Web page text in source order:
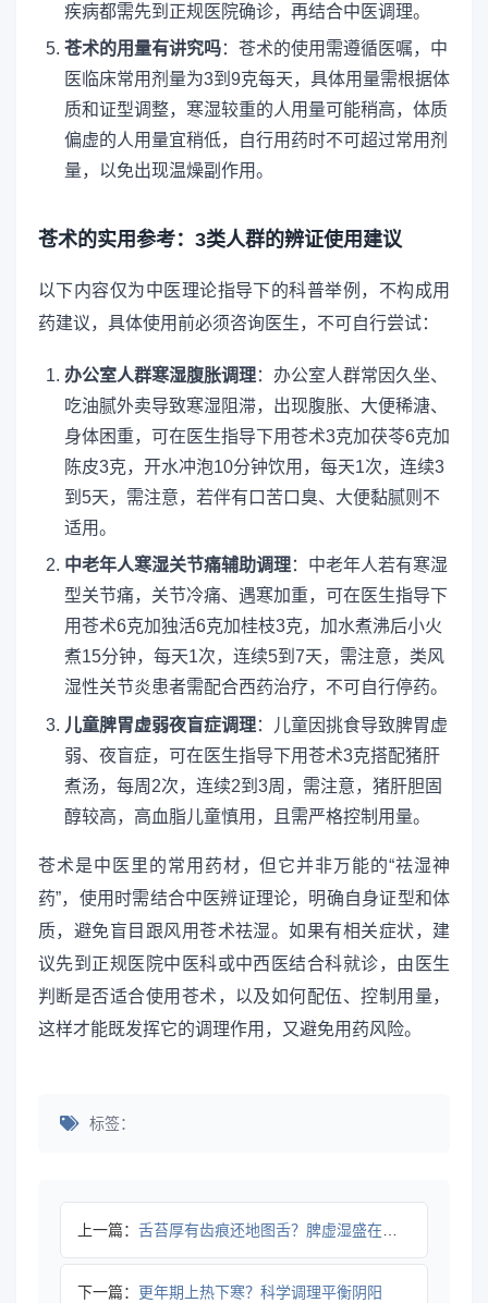
疾病都需先到正规医院确诊，再结合中医调理。
苍术的用量有讲究吗：苍术的使用需遵循医嘱，中
医临床常用剂量为3到9克每天，具体用量需根据体
质和证型调整，寒湿较重的人用量可能稍高，体质
偏虚的人用量宜稍低，自行用药时不可超过常用剂
量，以免出现温燥副作用。
苍术的实用参考：3类人群的辨证使用建议
以下内容仅为中医理论指导下的科普举例，不构成用
药建议，具体使用前必须咨询医生，不可自行尝试：
办公室人群寒湿腹胀调理：办公室人群常因久坐、
吃油腻外卖导致寒湿阻滞，出现腹胀、大便稀溏、
身体困重，可在医生指导下用苍术3克加茯苓6克加
陈皮3克，开水冲泡10分钟饮用，每天1次，连续3
到5天，需注意，若伴有口苦口臭、大便黏腻则不
适用。
中老年人寒湿关节痛辅助调理：中老年人若有寒湿
型关节痛，关节冷痛、遇寒加重，可在医生指导下
用苍术6克加独活6克加桂枝3克，加水煮沸后小火
煮15分钟，每天1次，连续5到7天，需注意，类风
湿性关节炎患者需配合西药治疗，不可自行停药。
儿童脾胃虚弱夜盲症调理：儿童因挑食导致脾胃虚
弱、夜盲症，可在医生指导下用苍术3克搭配猪肝
煮汤，每周2次，连续2到3周，需注意，猪肝胆固
醇较高，高血脂儿童慎用，且需严格控制用量。
苍术是中医里的常用药材，但它并非万能的“祛湿神
药”，使用时需结合中医辨证理论，明确自身证型和体
质，避免盲目跟风用苍术祛湿。如果有相关症状，建
议先到正规医院中医科或中西医结合科就诊，由医生
判断是否适合使用苍术，以及如何配伍、控制用量，
这样才能既发挥它的调理作用，又避免用药风险。
标签：
上一篇： 舌苔厚有齿痕还地图舌？脾虚湿盛在作祟
下一篇： 更年期上热下寒？科学调理平衡阴阳